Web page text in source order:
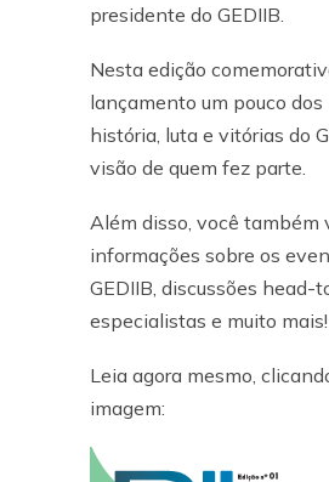
presidente do GEDIIB.
Nesta edição
lançamento um pouco
história, luta e vitórias do
visão de quem fez parte.
Além disso, você também
informações sobre os
GEDIIB, discussões head-
especialistas e muito mais!
Leia agora mesmo,
imagem: